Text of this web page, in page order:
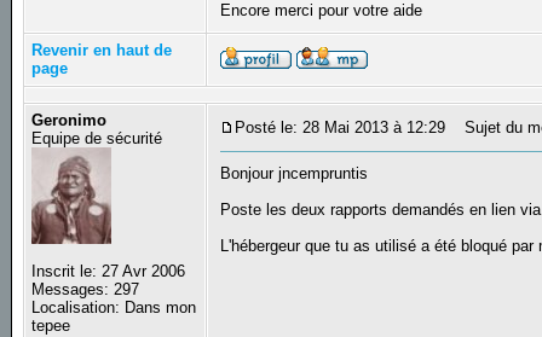
Encore merci pour votre aide
Revenir en haut de
page
Geronimo
Equipe de sécurité
Inscrit le: 27 Avr 2006
Messages: 297
Localisation: Dans mon
tepee
Posté le: 28 Mai 2013 à 12:29 Sujet du
Bonjour jncempruntis
Poste les deux rapports demandés en lien
L'hébergeur que tu as utilisé a été bloqué